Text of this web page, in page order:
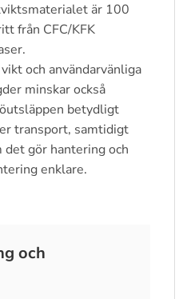
är 100
från CFC/KFK
och användarvänliga
minskar också
betydligt
transport, samtidigt
det gör hantering och
enklare.
och